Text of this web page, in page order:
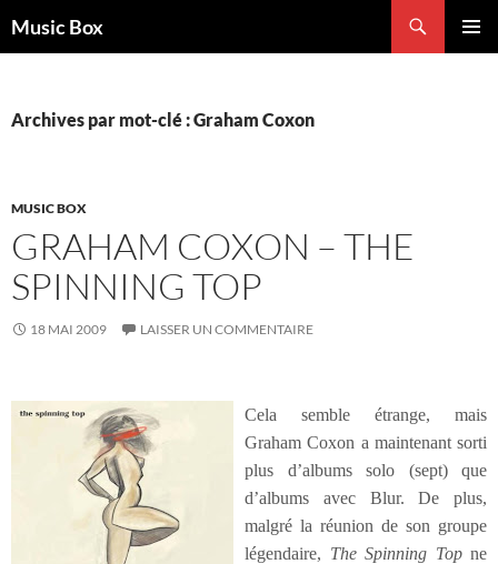
auMusic Box
Archives par mot-clé : Graham Coxon
MUSIC BOX
GRAHAM COXON – THE
SPINNING TOP
18 MAI 2009 LAISSER UN COMMENTAIRE
Cela semble étrange, mais
Graham Coxon a maintenant sorti
plus d’albums solo (sept) que
d’albums avec Blur. De plus,
malgré la réunion de son groupe
légendaire, The Spinning Topne